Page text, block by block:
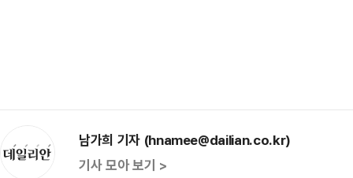
남가희 기자 (hnamee@dailian.co.kr)
기사 모아 보기 >